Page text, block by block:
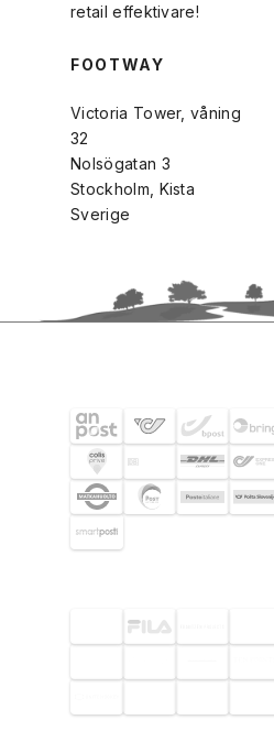
retail effektivare!
FOOTWAY
Victoria Tower, våning
32
Nolsögatan 3
Stockholm, Kista
Sverige